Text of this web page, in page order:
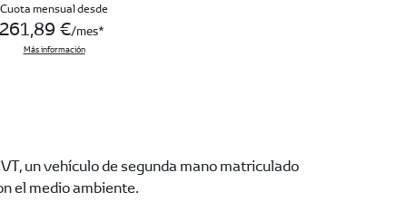
Cuota mensual desde
€/mes
Más información
un vehículo de segunda mano matriculado
el medio ambiente.